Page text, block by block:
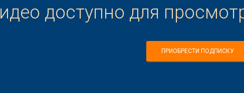
доступно для
ПРИОБРЕСТИ ПОДПИСКУ